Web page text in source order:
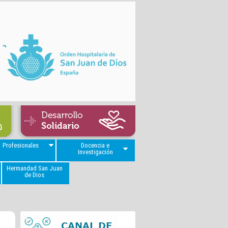
Profesionales
Docencia e
Investigación
Hermandad San Juan
de Dios